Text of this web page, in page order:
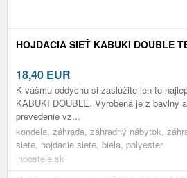
HOJDACIA SIEŤ KABUKI DOUBLE
18,40 EUR
K vášmu oddychu si zaslúžite len to
KABUKI DOUBLE. Vyrobená je z bavlny
prevedenie vz...
kondela, záhrada, záhradný nábytok,
siete, hojdacie siete, biela, polyester
inpostele.sk